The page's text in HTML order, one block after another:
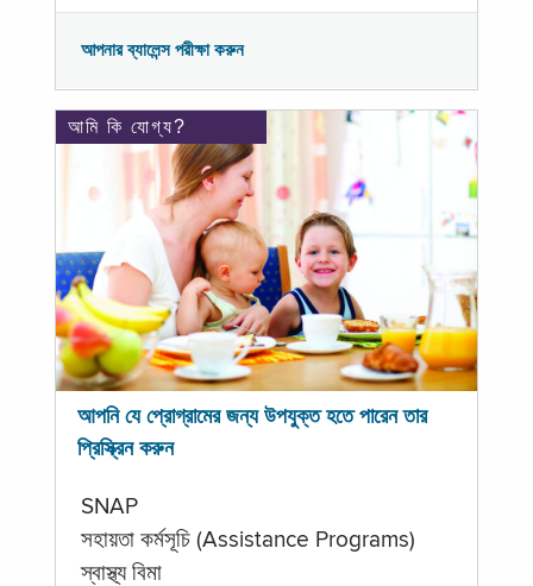
আপনার ব্যালেন্স পরীক্ষা করুন
আমি কি যোগ্য?
আপনি যে প্রোগ্রামের জন্য উপযুক্ত হতে পারেন তার
প্রিস্ক্রিন করুন
SNAP
সহায়তা কর্মসূচি (Assistance Programs)
স্বাস্থ্য বিমা